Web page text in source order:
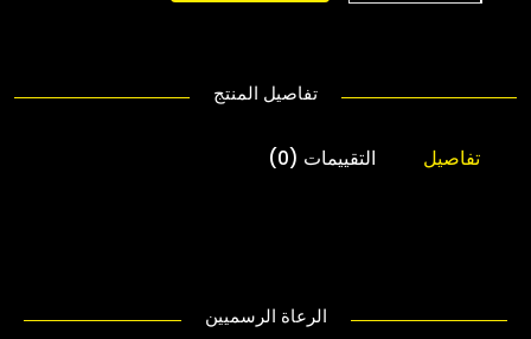
تفاصيل المنتج
تفاصيل التقييمات (0)
الرعاة الرسميين